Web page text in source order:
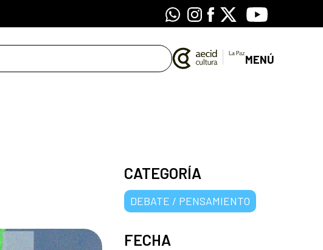
WhatsappInstagram
Facebook
X Youtube
MENÚ
CATEGORÍA
DEBATE / PENSAMIENTO
FECHA